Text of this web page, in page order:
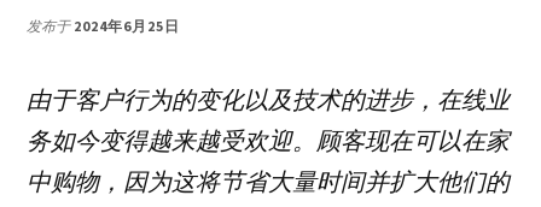
发布于 2024年6月25日
由于客户行为的变化以及技术的进步，在线业
务如今变得越来越受欢迎。顾客现在可以在家
中购物，因为这将节省大量时间并扩大他们的